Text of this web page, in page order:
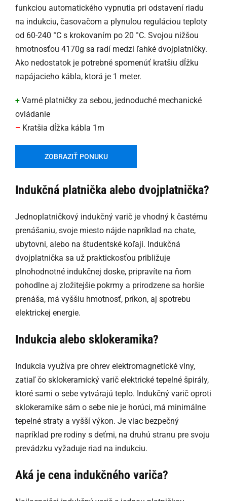
funkciou automatického vypnutia pri odstavení riadu
na indukciu, časovačom a plynulou reguláciou teploty
od 60-240 °C s krokovaním po 20 °C. Svojou nižšou
hmotnosťou 4170g sa radí medzi ľahké dvojplatničky.
Ako nedostatok je potrebné spomenúť kratšiu dĺžku
napájacieho kábla, ktorá je 1 meter.
+ Varné platničky za sebou, jednoduché mechanické
ovládanie
– Kratšia dĺžka kábla 1m
ZOBRAZIŤ PONUKU
Indukčná platnička alebo dvojplatnička?
Jednoplatničkový indukčný varič je vhodný k častému
prenášaniu, svoje miesto nájde napríklad na chate,
ubytovni, alebo na študentské koľaji. Indukčná
dvojplatnička sa už praktickosťou približuje
plnohodnotné indukčnej doske, pripravíte na ňom
pohodlne aj zložitejšie pokrmy a prirodzene sa horšie
prenáša, má vyššiu hmotnosť, príkon, aj spotrebu
elektrickej energie.
Indukcia alebo sklokeramika?
Indukcia využíva pre ohrev elektromagnetické vlny,
zatiaľ čo sklokeramický varič elektrické tepelné špirály,
ktoré sami o sebe vytvárajú teplo. Indukčný varič oproti
sklokeramike sám o sebe nie je horúci, má minimálne
tepelné straty a vyšší výkon. Je viac bezpečný
napríklad pre rodiny s deťmi, na druhú stranu pre svoju
prevádzku vyžaduje riad na indukciu.
Aká je cena indukčného variča?